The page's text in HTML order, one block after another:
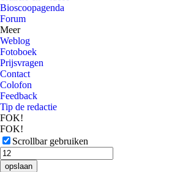
Bioscoopagenda
Forum
Meer
Weblog
Fotoboek
Prijsvragen
Contact
Colofon
Feedback
Tip de redactie
FOK!
FOK!
Scrollbar gebruiken
opslaan